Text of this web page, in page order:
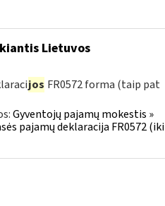
Lietuvos
jos FR0572 forma (taip pat
Gyventojų pajamų mokestis »
pajamų deklaracija FR0572 (iki